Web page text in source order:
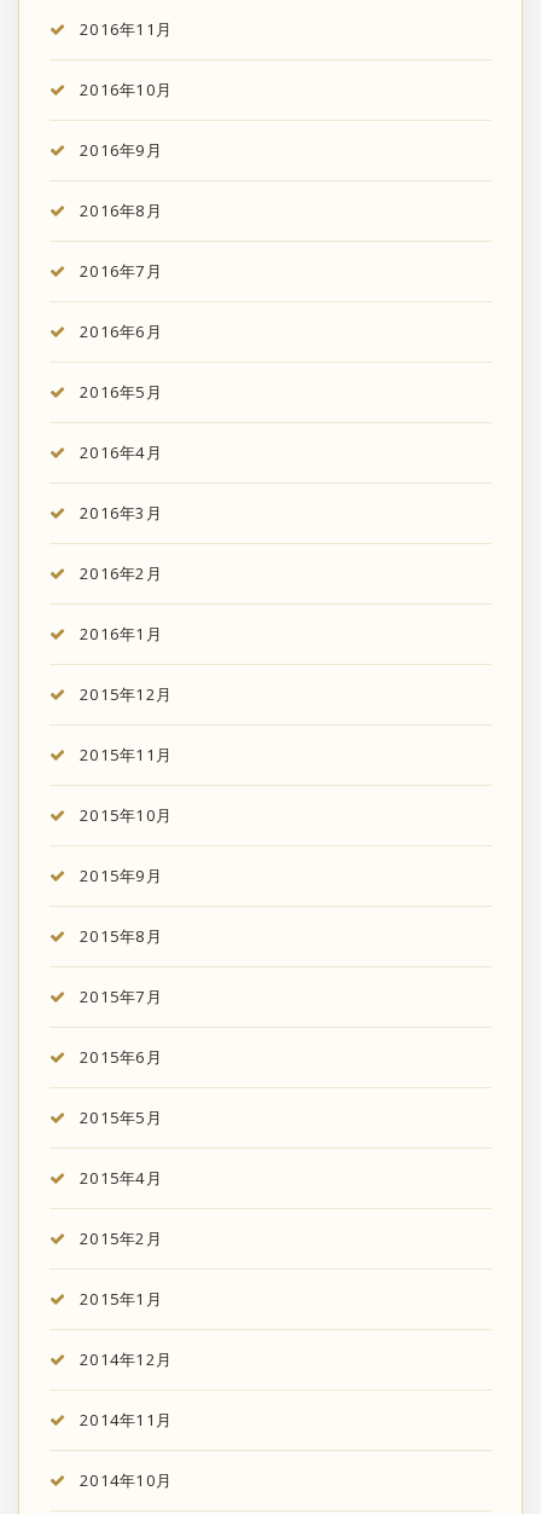
2016年11月
2016年10月
2016年9月
2016年8月
2016年7月
2016年6月
2016年5月
2016年4月
2016年3月
2016年2月
2016年1月
2015年12月
2015年11月
2015年10月
2015年9月
2015年8月
2015年7月
2015年6月
2015年5月
2015年4月
2015年2月
2015年1月
2014年12月
2014年11月
2014年10月